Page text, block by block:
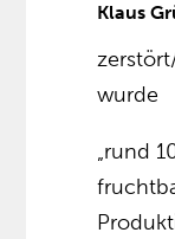
Klaus
wurde
„rund